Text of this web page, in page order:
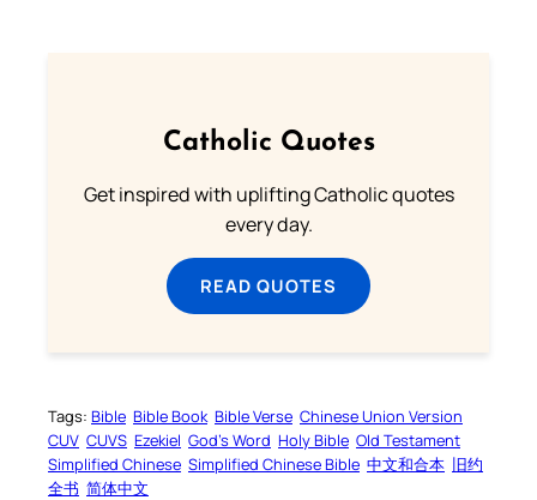
Catholic Quotes
Get inspired with uplifting Catholic quotes
every day.
READ QUOTES
Tags: Bible Bible Book Bible Verse Chinese Union Version
CUV CUVS Ezekiel God’s Word Holy Bible Old Testament
Simplified Chinese Simplified Chinese Bible 中文和合本 旧约
全书 简体中文